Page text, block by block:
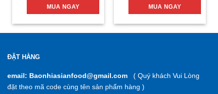
MUA NGAY MUA NGAY
ĐẶT HÀNG
email: Baonhiasianfood@gmail.com ( Quý khách Vui Lòng
đặt theo mã code cùng tên sản phẩm hàng )